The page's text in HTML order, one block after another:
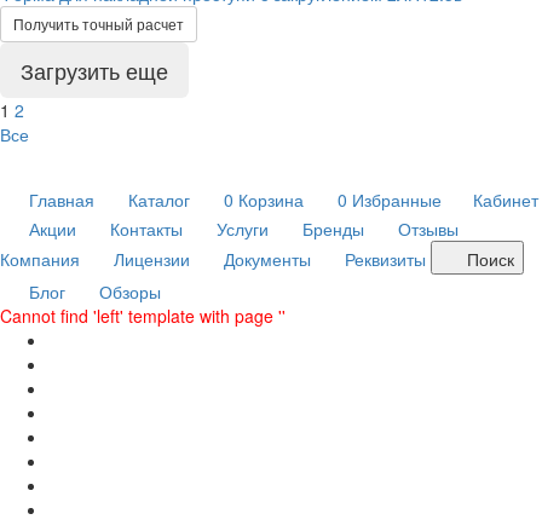
Получить точный расчет
Загрузить еще
1 2
Все
Главная Каталог 0 Корзина 0 Избранные
Кабинет
Акции
Контакты Услуги Бренды
Отзывы
Компания
Лицензии Документы Реквизиты
Поиск
Блог
Обзоры
Cannot find 'left' template with page ''